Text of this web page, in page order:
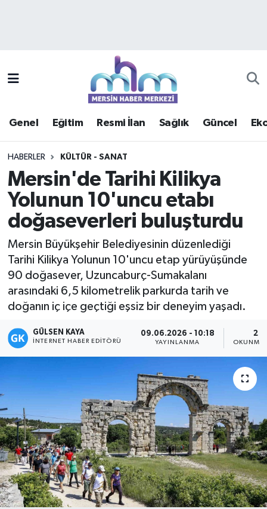
Genel Eğitim Resmi İlan Sağlık Güncel
HABERLER KÜLTÜR - SANAT
Mersin'de Tarihi Kilikya
Yolunun 10'uncu etabı
doğaseverleri buluşturdu
Mersin Büyükşehir Belediyesinin düzenlediği
Tarihi Kilikya Yolunun 10'uncu etap yürüyüşünde
90 doğasever, Uzuncaburç-Sumakalanı
arasındaki 6,5 kilometrelik parkurda tarih ve
doğanın iç içe geçtiği eşsiz bir deneyim yaşadı.
GÜLSEN KAYA
İNTERNET HABER EDITÖRÜ
09.06.2026 - 10:18
YAYINLANMA
2
OKUNMA
Güncel
Haberde insan
Kültür - Sanat
Magazin
Resmi İlan
Sağlık
Spor
Mersin Trafik Yoğunluk Haritası
Süper Lig Puan Durumu ve Fikstür
Haber Arşivi